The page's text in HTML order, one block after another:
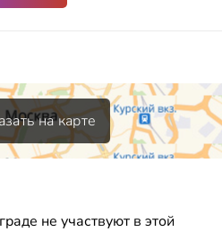
на карте
не участвуют в этой